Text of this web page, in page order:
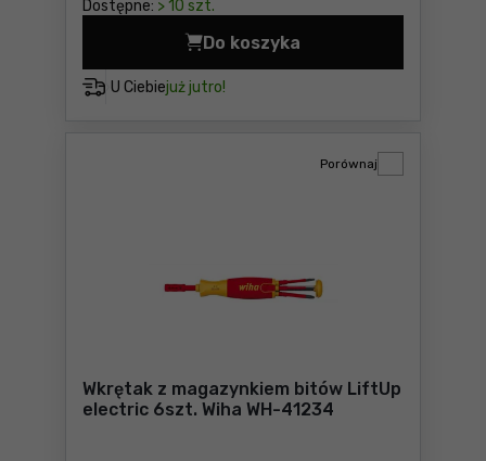
Dostępne: > 10 szt.
U Ciebiejuż jutro!
Do koszyka
Zestaw kluczy
Wkrętak z magazynkiem bitów LiftUp
electric 6szt. Wiha WH-41234
Porównaj